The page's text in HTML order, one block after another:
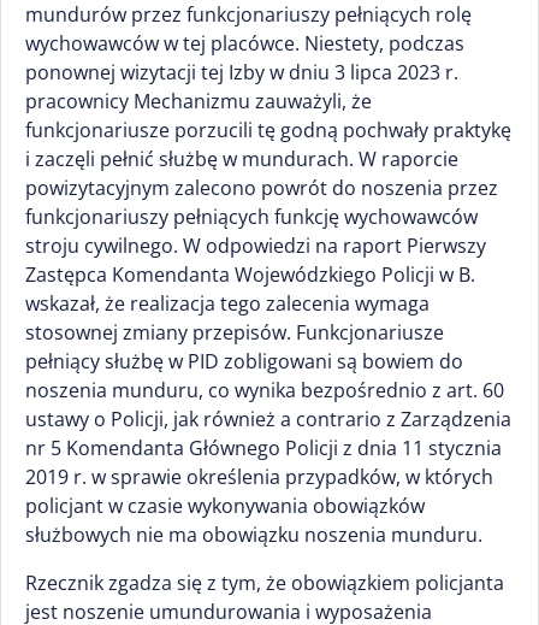
mundurów przez funkcjonariuszy pełniących rolę
wychowawców w tej placówce. Niestety, podczas
ponownej wizytacji tej Izby w dniu 3 lipca 2023 r.
pracownicy Mechanizmu zauważyli, że
funkcjonariusze porzucili tę godną pochwały praktykę
i zaczęli pełnić służbę w mundurach. W raporcie
powizytacyjnym zalecono powrót do noszenia przez
funkcjonariuszy pełniących funkcję wychowawców
stroju cywilnego. W odpowiedzi na raport Pierwszy
Zastępca Komendanta Wojewódzkiego Policji w B.
wskazał, że realizacja tego zalecenia wymaga
stosownej zmiany przepisów. Funkcjonariusze
pełniący służbę w PID zobligowani są bowiem do
noszenia munduru, co wynika bezpośrednio z art. 60
ustawy o Policji, jak również a contrario z Zarządzenia
nr 5 Komendanta Głównego Policji z dnia 11 stycznia
2019 r. w sprawie określenia przypadków, w których
policjant w czasie wykonywania obowiązków
służbowych nie ma obowiązku noszenia munduru.
Rzecznik zgadza się z tym, że obowiązkiem policjanta
jest noszenie umundurowania i wyposażenia